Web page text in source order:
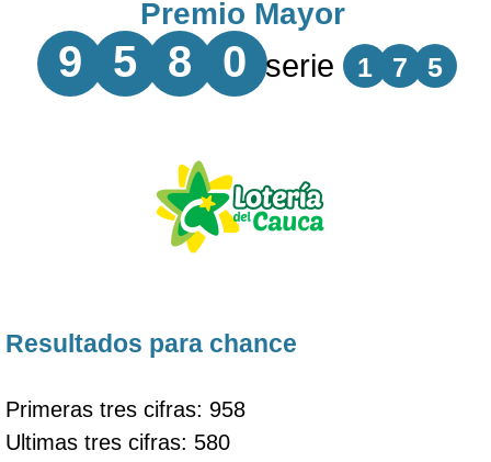
Premio Mayor
9 5 8 0 serie 1 7 5
Resultados para chance
Primeras tres cifras: 958
Ultimas tres cifras: 580